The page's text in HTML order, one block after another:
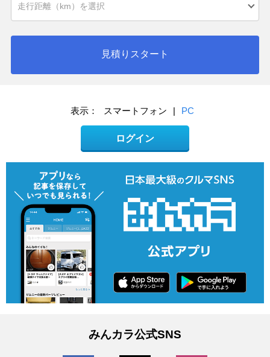
見積りスタート
表示： スマートフォン | PC
ログイン
みんカラ公式SNS